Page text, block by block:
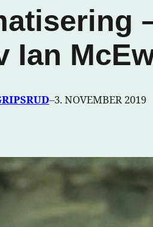
Ian
–3. NOVEMBER 2019